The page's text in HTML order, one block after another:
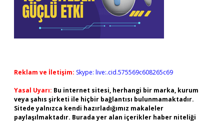
Reklam ve İletişim: Skype: live:.cid.575569c608265c69
Yasal Uyarı: Bu internet sitesi, herhangi bir marka, kurum
veya şahıs şirketi ile hiçbir bağlantısı bulunmamaktadır.
Sitede yalnızca kendi hazırladığımız makaleler
paylaşılmaktadır. Burada yer alan içerikler haber niteliği